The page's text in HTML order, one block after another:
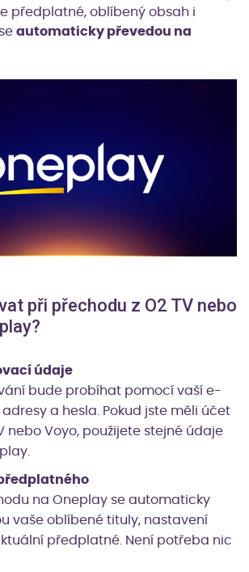
předplatné, oblíbený obsah i
automaticky převedou na
při přechodu z O2 TV nebo
údaje
bude probíhat pomocí vaší e-
a hesla. Pokud jste měli účet
nebo Voyo, použijete stejné údaje
na Oneplay se automaticky
vaše oblíbené tituly, nastavení
předplatné. Není potřeba nic